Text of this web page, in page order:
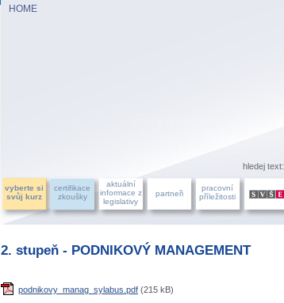
HOME
hledej text:
vyberte si
svůj kurz
certifikace
zkoušky
aktuální
informace z
legislativy
partneři
pracovní
příležitosti
2. stupeň - PODNIKOVÝ MANAGEMENT
podnikovy_manag_sylabus.pdf (215 kB)